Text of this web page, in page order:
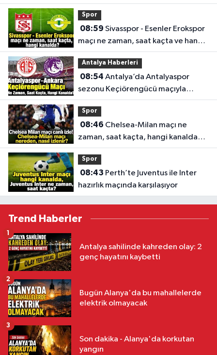
kanalda?
Spor
08:59
maçı ne zaman, saat kaçta ve hangi
kanalda?
Antalya Haberleri
08:54
sezonu Keçiörengücü maçıyla
açıyor
Spor
08:46
zaman, saat kaçta, hangi kanalda?
Canlı yayın bilgileri
Spor
08:43
hazırlık maçında karşılaşıyor
Trend Haberler
Antalya sahilinde kahreden olay: 2
genç hayatını kaybetti
1
Bugün Alanya'da bu mahallelerde
elektrik olmayacak
2
Son dakika - Alanya'da korkutan
yangın
3